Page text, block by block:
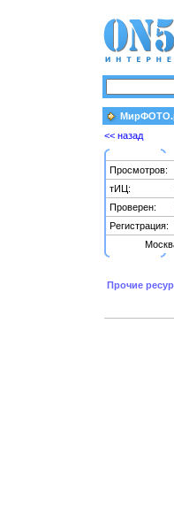
<< назад
Просмотров:
тИЦ:
Проверен:
Регистрация:
Прочие